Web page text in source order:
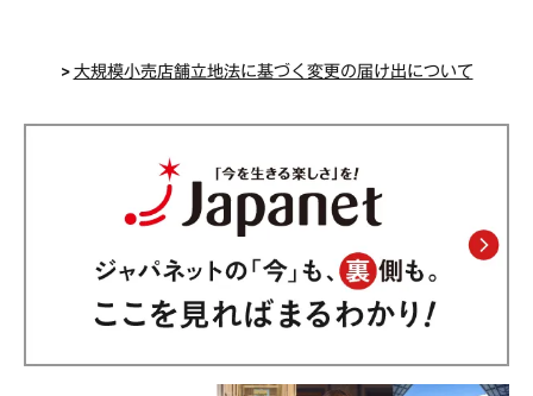
>大規模小売店舗立地法に基づく変更の届け出について